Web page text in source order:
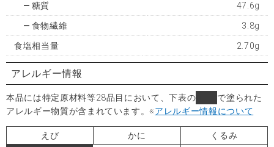
糖質 47.6g
食物繊維 3.8g
食塩相当量 2.70g
アレルギー情報
本品には特定原材料等28品目において、下表の
で塗られた
アレルギー物質が含まれています。※アレルギー情報について
えび かに
くるみ